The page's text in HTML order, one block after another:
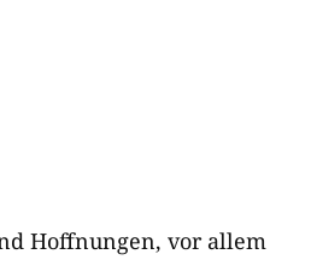
Hoffnungen, vor allem